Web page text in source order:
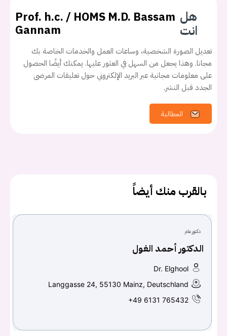
يجب عليك تسجيل الدخول حتى يمكنك طرح سؤال.
كلمه السر هل نسيت كلمة السر؟
تسجيل الدخول
Don't have an account?
هل
انت
Prof. h.c. / HOMS M.D. Bassam
Gannam
تعديل الصورة الشخصية، وساعات العمل والخدمات الخاصة بك
مجانا. وهذا يجعل من السهل في العثور عليها. يمكنك أيضًا الحصول
على معلومات مجانية عبر البريد الإلكتروني حول تعليقات المرضى
الجدد قبل النشر.
المطالبة
بالقرب منك أيضاً
دكتور عام
الدكتور أحمد الغول
Dr. Elghool
Langgasse 24, 55130 Mainz, Deutschland
+49 6131 765432